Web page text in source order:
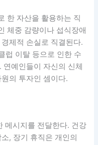
한 자산을 활용하는 직
체중 감량이나 섭식장애
제적 손실로 직결된다.
럽 이탈 등으로 인한 수
예인들이 자신의 신체
의 투자인 셈이다.
메시지를 전달한다. 건강
, 장기 휴직은 개인의